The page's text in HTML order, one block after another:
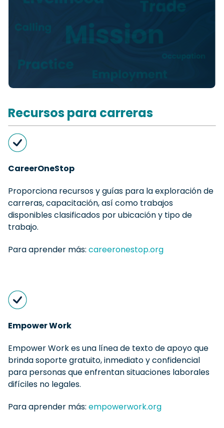
Recursos para carreras
CareerOneStop
Proporciona recursos y guías para la exploración de
carreras, capacitación, así como trabajos
disponibles clasificados por ubicación y tipo de
trabajo.
Para aprender más: careeronestop.org
Empower Work
Empower Work es una línea de texto de apoyo que
brinda soporte gratuito, inmediato y confidencial
para personas que enfrentan situaciones laborales
difíciles no legales.
Para aprender más: empowerwork.org